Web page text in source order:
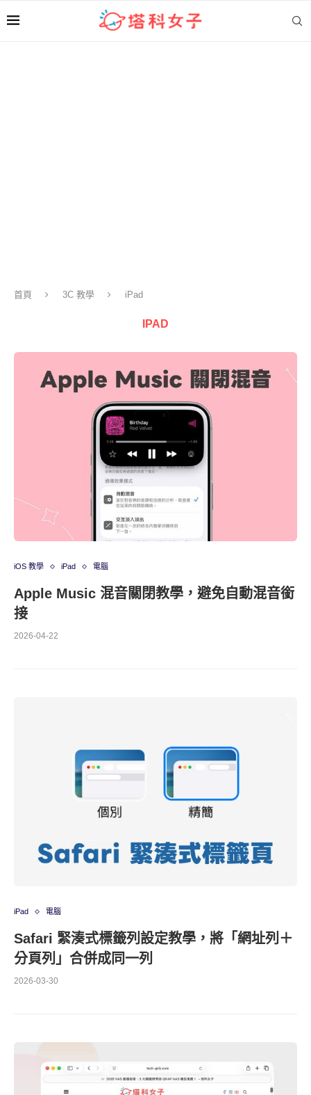
首頁 3C 教學 iPad
IPAD
iOS 教學 iPad 電腦
Apple Music 混音關閉教學，避免自動混音銜
接
2026-04-22
iPad 電腦
Safari 緊湊式標籤列設定教學，將「網址列＋
分頁列」合併成同一列
2026-03-30